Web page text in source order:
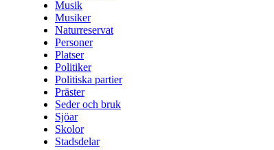
Musik
Musiker
Naturreservat
Personer
Platser
Politiker
Politiska partier
Präster
Seder och bruk
Sjöar
Skolor
Stadsdelar